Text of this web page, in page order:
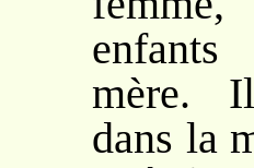
mère.
dans la